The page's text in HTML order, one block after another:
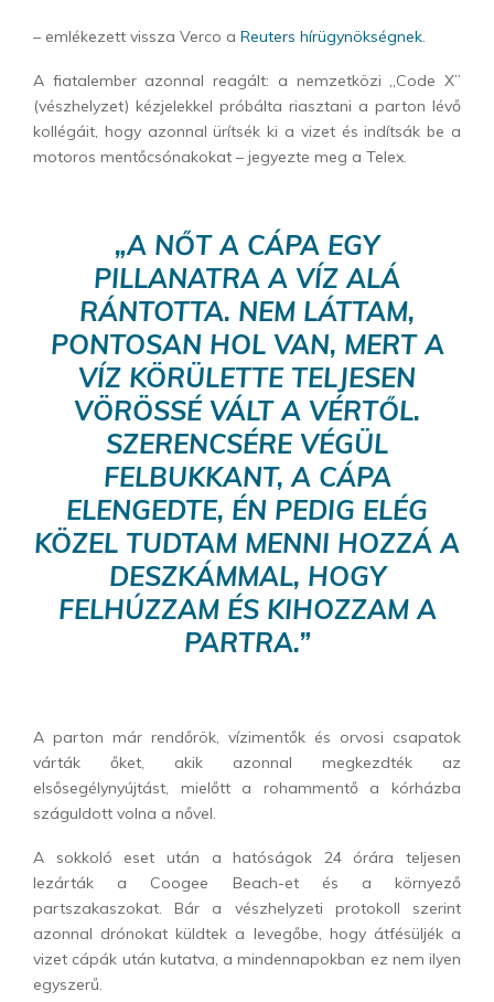
– emlékezett vissza Verco a Reuters hírügynökségnek.
A fiatalember azonnal reagált: a nemzetközi „Code X”
(vészhelyzet) kézjelekkel próbálta riasztani a parton lévő
kollégáit, hogy azonnal ürítsék ki a vizet és indítsák be a
motoros mentőcsónakokat – jegyezte meg a Telex.
„A NŐT A CÁPA EGY
PILLANATRA A VÍZ ALÁ
RÁNTOTTA. NEM LÁTTAM,
PONTOSAN HOL VAN, MERT A
VÍZ KÖRÜLETTE TELJESEN
VÖRÖSSÉ VÁLT A VÉRTŐL.
SZERENCSÉRE VÉGÜL
FELBUKKANT, A CÁPA
ELENGEDTE, ÉN PEDIG ELÉG
KÖZEL TUDTAM MENNI HOZZÁ A
DESZKÁMMAL, HOGY
FELHÚZZAM ÉS KIHOZZAM A
PARTRA.”
A parton már rendőrök, vízimentők és orvosi csapatok
várták őket, akik azonnal megkezdték az
elsősegélynyújtást, mielőtt a rohammentő a kórházba
száguldott volna a nővel.
A sokkoló eset után a hatóságok 24 órára teljesen
lezárták a Coogee Beach-et és a környező
partszakaszokat. Bár a vészhelyzeti protokoll szerint
azonnal drónokat küldtek a levegőbe, hogy átfésüljék a
vizet cápák után kutatva, a mindennapokban ez nem ilyen
egyszerű.